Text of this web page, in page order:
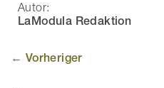
Autor:
LaModula Redaktion
← Vorheriger